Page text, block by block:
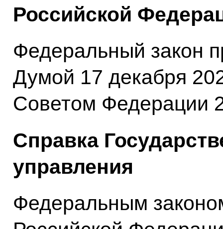
Российской
Федеральный закон
Думой 17 декабря
Советом Федерации
Справка
управления
Федеральным